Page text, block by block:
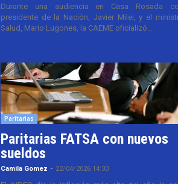
Durante una audiencia en Casa Rosada
presidente de la Nación, Javier Milei, y el
Salud, Mario Lugones, la CAEME oficializó...
Paritarias
Paritarias FATSA con nuevos
sueldos
Camila Gomez - 22/04/2026 14:30